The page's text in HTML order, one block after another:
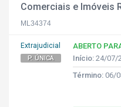
Comerciais e Imóveis
ML34374
Extrajudicial
P. ÚNICA
ABERTO
Início: 24/07/
Término: 06/